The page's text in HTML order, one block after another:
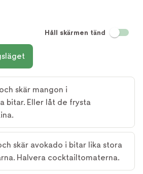
Håll skärmen tänd
skär mangon i
bitar. Eller låt de frysta
skär avokado i bitar lika stora
Halvera cocktailtomaterna.